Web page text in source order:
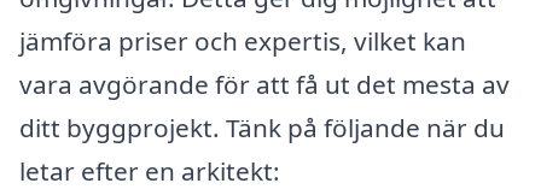
jämföra priser och expertis, vilket kan
vara avgörande för att få ut det mesta av
ditt byggprojekt. Tänk på följande när du
letar efter en arkitekt: